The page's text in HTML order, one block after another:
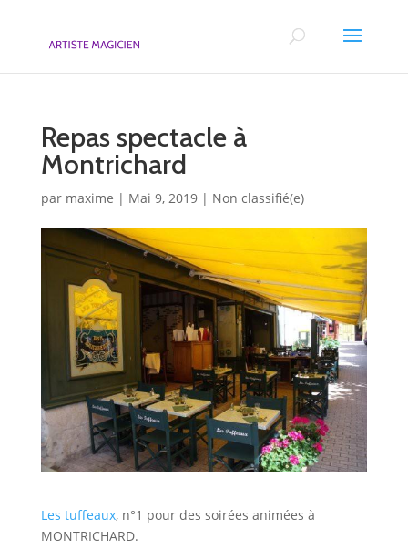
Repas spectacle à
Montrichard
par maxime | Mai 9, 2019| Non classifié(e)
Les tuffeaux, n°1 pour des soirées animées à
MONTRICHARD.